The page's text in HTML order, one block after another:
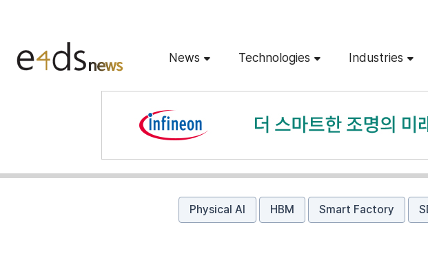
News Technologies Industries
Physical AI HBM Smart Factory